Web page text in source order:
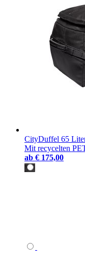
CityDuffel 65
Mit recycelten
ab € 175,00